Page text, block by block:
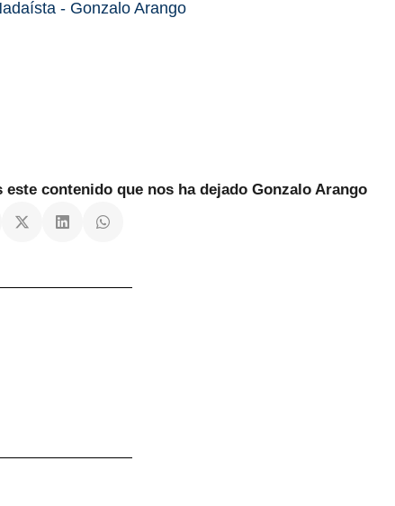
contenido que nos ha dejado Gonzalo Arango